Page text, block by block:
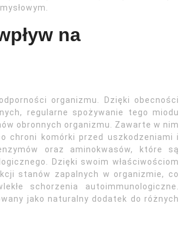
na
organizmu. Dzięki obecności
regularne spożywanie tego miodu
obronnych organizmu. Zawarte w nim
chroni komórki przed uszkodzeniami i
oraz aminokwasów, które są
Dzięki swoim właściwościom
stanów zapalnych w organizmie, co
schorzenia autoimmunologiczne.
jako naturalny dodatek do różnych